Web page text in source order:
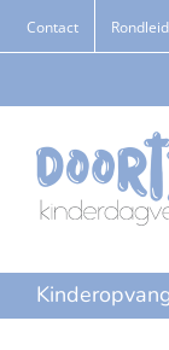
naar
Contact